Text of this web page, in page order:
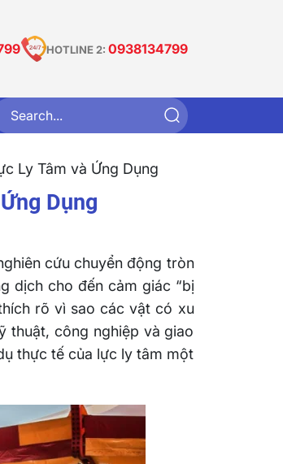
HOTLINE 2: 0938134799
Ly Tâm và Ứng Dụng
Dụng
cứu chuyển động tròn
dịch cho đến cảm giác “bị
rõ vì sao các vật có xu
thuật, công nghiệp và giao
thực tế của lực ly tâm một